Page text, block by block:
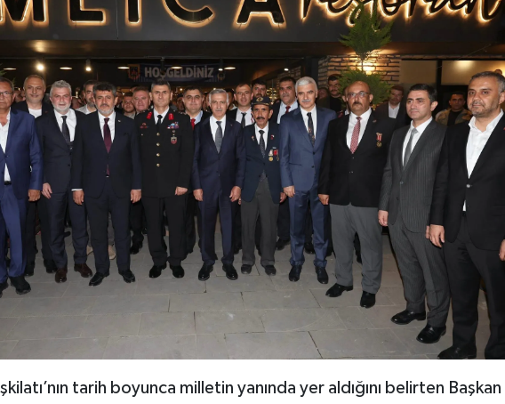
tarih boyunca milletin yanında yer aldığını belirten Başkan